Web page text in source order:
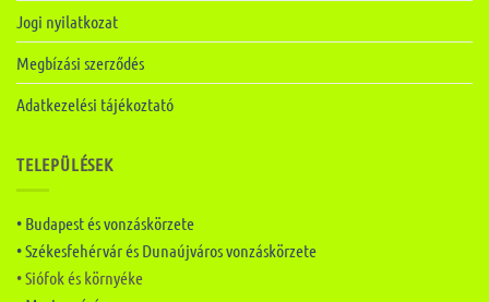
Jogi nyilatkozat
Megbízási szerződés
Adatkezelési tájékoztató
TELEPÜLÉSEK
• Budapest és vonzáskörzete
• Székesfehérvár és Dunaújváros vonzáskörzete
• Siófok és környéke